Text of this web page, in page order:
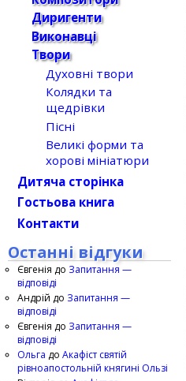
Диригенти
Виконавці
Твори
Духовні твори
Колядки та
щедрівки
Пісні
Великі форми та
хорові мініатюри
Дитяча сторінка
Гостьова книга
Контакти
Останні відгуки
Євгенія до Запитання —
відповіді
Андрій до Запитання —
відповіді
Євгенія до Запитання —
відповіді
Ольга до Акафіст святій
рівноапостольній княгині Ользі